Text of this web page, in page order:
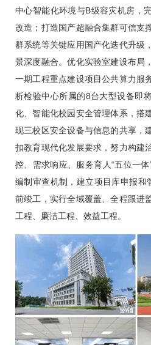
中心智能化环境与B级容灾机房，
改造；打造国产超融合集群可信支
群系统等关键应用国产化迭代升级
景深度融合。优化实验室建设布局
一期工程重点建设项目公共算力服
析检验中心所属的8台大型设备即
化、智能化校园安全管理体系，搭
现三校区安全设备与信息的共享，
扣教育现代化发展要求，努力构建
控、需求响应、服务育人“五位一
编制审查机制，建立项目库申报和
前竣工，实行全域覆盖、全程跟进
工程、廉洁工程、效益工程。